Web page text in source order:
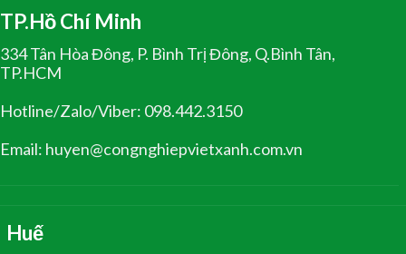
TP.Hồ Chí Minh
334 Tân Hòa Đông, P. Bình Trị Đông, Q.Bình Tân,
TP.HCM
Hotline/Zalo/Viber: 098.442.3150
Email: huyen@congnghiepvietxanh.com.vn
Huế